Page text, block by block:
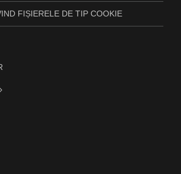
FIȘIERELE DE TIP COOKIE